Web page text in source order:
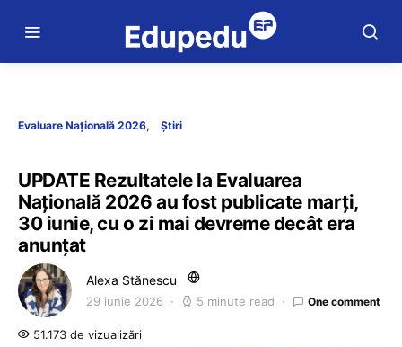
Evaluare Națională 2026 Știri
UPDATE Rezultatele la Evaluarea
Națională 2026 au fost publicate marți,
30 iunie, cu o zi mai devreme decât era
anunțat
Alexa Stănescu
29 iunie 2026 5 minute read One comment
51.173 de vizualizări